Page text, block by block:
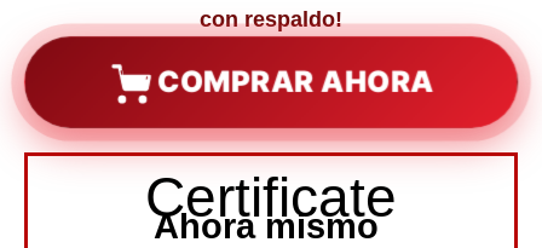
con respaldo!
COMPRAR AHORA
Certificate
Ahora mismo